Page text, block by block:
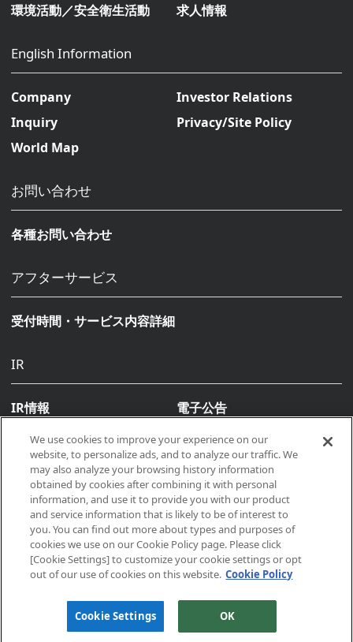
環境活動／安全衛生活動
求人情報
English Information
Company
Investor Relations
Inquiry
Privacy/Site Policy
World Map
お問い合わせ
各種お問い合わせ
アフターサービス
受付時間・サービス内容詳細
IR
IR情報 電子公告
Copyright © 2026, Makino All rights reserved
サイトポリシー
プライバシーポリシー
クッキーポリシー
We use cookies to improve your experience on our
website, to personalize ads, and to analyze our traffic. We
may also analyze your browsing history information
obtained by cookies after combining it with personal
information, and use it to provide you with our product
and service information that is likely to be of interest to
you. You can find out more about types and purposes of
cookies we use on our Cookie Policy page. Please click
[Cookie Settings] to customize your cookie settings or opt
out of our use of cookies on this website. Cookie Policy
Cookie Settings OK